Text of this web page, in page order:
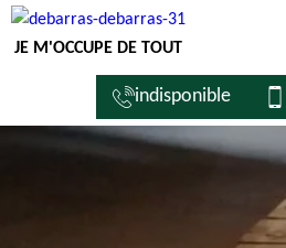
JE M'OCCUPE DE TOUT
indisponible